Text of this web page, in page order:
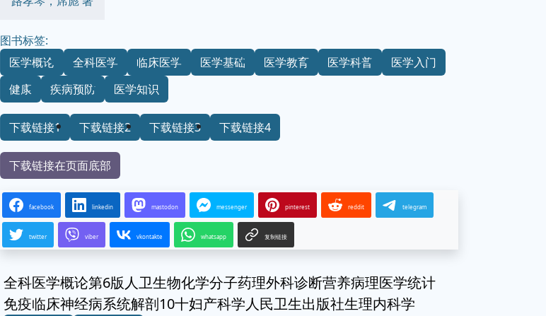
图书标签:
医学概论
全科医学 临床医学 医学基础 医学教育 医学科普
医学入门
健康
疾病预防 医学知识
下载链接1 下载链接2 下载链接3 下载链接4
下载链接在页面底部
facebook linkedin mastodon messenger pinterest reddit telegram
twitter viber vkontakte whatsapp 复制链接
全科医学概论第6版人卫生物化学分子药理外科诊断营养病理医学统计
免疫临床神经病系统解剖10十妇产科学人民卫生出版社生理内科学